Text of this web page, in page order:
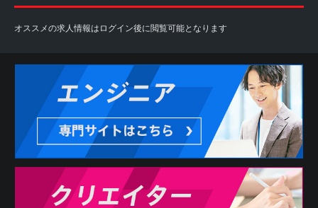
オススメの求人情報はログイン後に閲覧可能となります